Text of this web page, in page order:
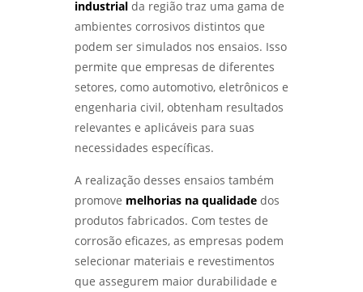
PROFISSIONAIS - LABMETAL
INSPETOR DE SOLDA QUALIFICAÇÃO: COMO SE
TORNAR UM PROFISSIONAL RECONHECIDO NA
ÁREA - LABMETAL
ENSAIOS MECÂNICOS: COMO GARANTIR A
QUALIDADE E A SEGURANÇA DOS MATERIAIS
UTILIZADOS - LABMETAL
ENSAIOS MECÂNICOS DE MATERIAIS
METÁLICOS: DESCUBRA SUA IMPORTÂNCIA E
APLICAÇÕES PRÁTICAS - LABMETAL
ANÁLISE DE FALHAS EM EQUIPAMENTOS:
COMO IDENTIFICAR E SOLUCIONAR
PROBLEMAS EFICAZMENTE - LABMETAL
industrialda região traz uma gama de
ambientes corrosivos distintos que
podem ser simulados nos ensaios. Isso
permite que empresas de diferentes
setores, como automotivo, eletrônicos e
engenharia civil, obtenham resultados
relevantes e aplicáveis para suas
necessidades específicas.
A realização desses ensaios também
promove melhorias na qualidadedos
produtos fabricados. Com testes de
corrosão eficazes, as empresas podem
selecionar materiais e revestimentos
que assegurem maior durabilidade e